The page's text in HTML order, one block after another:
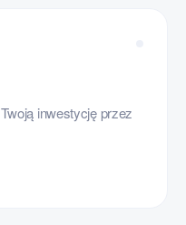
inwestycję przez